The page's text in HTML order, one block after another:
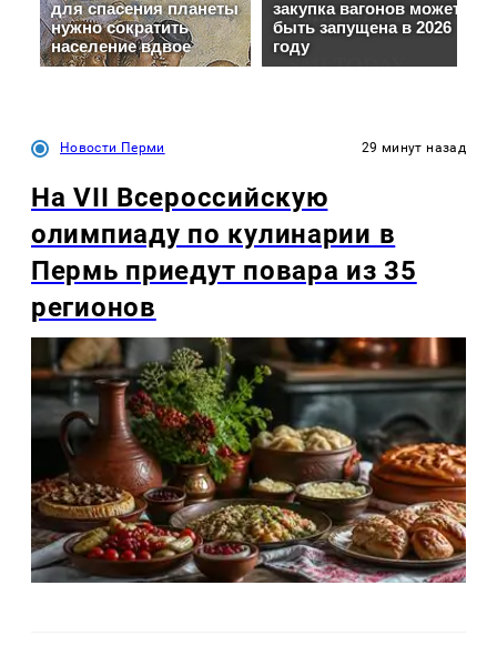
Новости Перми 29 минут назад
На VII Всероссийскую
олимпиаду по кулинарии в
Пермь приедут повара из 35
регионов